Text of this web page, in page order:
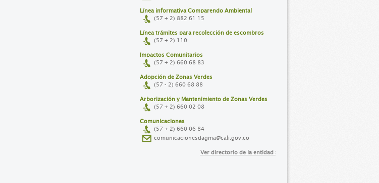
Línea informativa Comparendo Ambiental
(57 + 2) 882 61 15
Línea trámites para recolección de escombros
(57 + 2) 110
Impactos Comunitarios
(57 + 2) 660 68 83
Adopción de Zonas Verdes
(57 - 2) 660 68 88
Arborización y Mantenimiento de Zonas Verdes
(57 + 2) 660 02 08
Comunicaciones
(57 + 2) 660 06 84
comunicacionesdagma@cali.gov.co
Ver directorio de la entidad >>